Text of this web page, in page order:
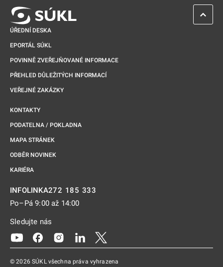
ÚŘEDNÍ DESKA
EPORTÁL SÚKL
POVINNĚ ZVEŘEJŇOVANÉ INFORMACE
PŘEHLED DŮLEŽITÝCH INFORMACÍ
VEŘEJNÉ ZAKÁZKY
KONTAKTY
PODATELNA / POKLADNA
MAPA STRÁNEK
ODBĚR NOVINEK
KARIÉRA
INFOLINKA272 185 333
Po–Pá 9:00 až 14:00
Sledujte nás
Odkaz se otevře na nové kartě
Odkaz se otevře na nové kartě
Odkaz se otevře na nové kartě
Odkaz se otevře na nové kartě
© 2026 SÚKL všechna práva vyhrazena
ZPĚT